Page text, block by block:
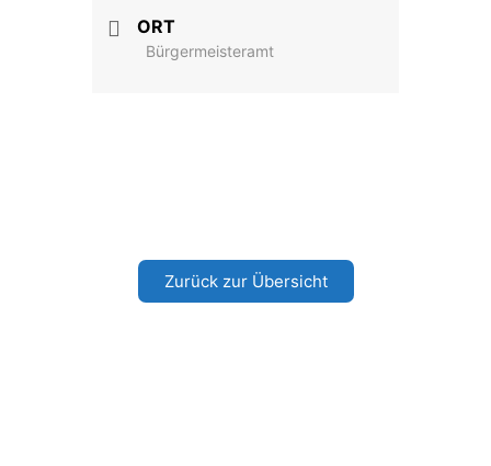
ORT
Bürgermeisteramt
Zurück zur Übersicht